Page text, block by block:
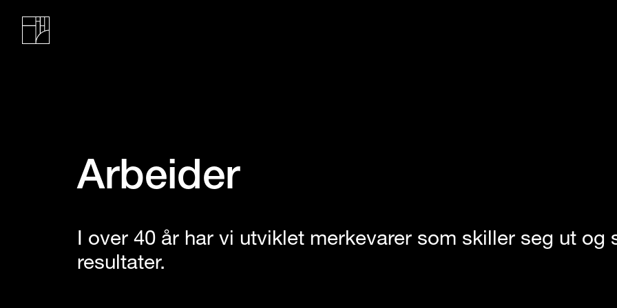
Arbeider
I over 40 år har vi utviklet merkevarer som skiller seg ut og
resultater.